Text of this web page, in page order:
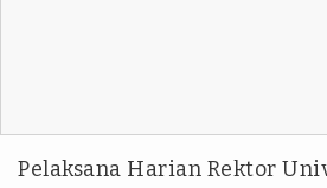
Pelaksana Harian Rektor